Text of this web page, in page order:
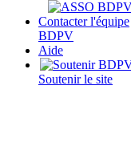
Contacter l'équipe
BDPV
Aide
Soutenir le site